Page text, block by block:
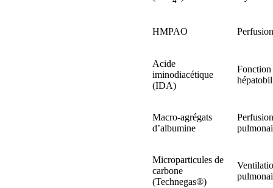
HMPAO
Acide
iminodiacétique
(IDA)
Fonction
Macro-agrégats
d’albumine
Perfusion
Microparticules de
carbone
(Technegas®)